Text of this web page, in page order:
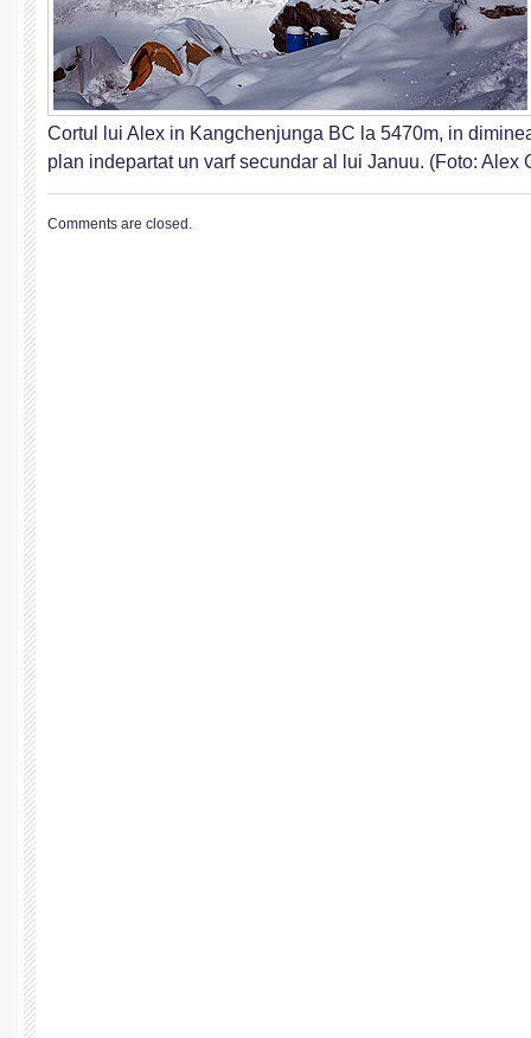
Cortul lui Alex in Kangchenjunga BC la 5470m, in
plan indepartat un varf secundar al lui Januu. (Foto: Alex
Comments are closed.